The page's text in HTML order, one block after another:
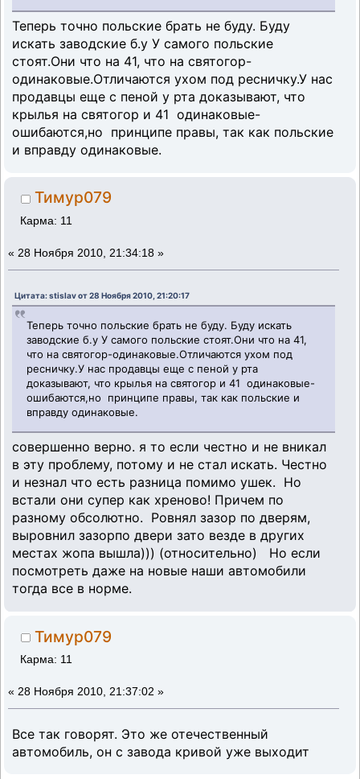
Теперь точно польские брать не буду. Буду
искать заводские б.у У самого польские
стоят.Они что на 41, что на святогор-
одинаковые.Отличаются ухом под ресничку.У нас
продавцы еще с пеной у рта доказывают, что
крылья на святогор и 41 одинаковые-
ошибаются,но принципе правы, так как польские
и вправду одинаковые.
Тимур079
Карма: 11
« 28 Ноября 2010, 21:34:18 »
Цитата: stislav от 28 Ноября 2010, 21:20:17
Теперь точно польские брать не буду. Буду искать
заводские б.у У самого польские стоят.Они что на 41,
что на святогор-одинаковые.Отличаются ухом под
ресничку.У нас продавцы еще с пеной у рта
доказывают, что крылья на святогор и 41 одинаковые-
ошибаются,но принципе правы, так как польские и
вправду одинаковые.
совершенно верно. я то если честно и не вникал
в эту проблему, потому и не стал искать. Честно
и незнал что есть разница помимо ушек. Но
встали они супер как хреново! Причем по
разному обсолютно. Ровнял зазор по дверям,
выровнил зазорпо двери зато везде в других
местах жопа вышла))) (относительно) Но если
посмотреть даже на новые наши автомобили
тогда все в норме.
Тимур079
Карма: 11
« 28 Ноября 2010, 21:37:02 »
Все так говорят. Это же отечественный
автомобиль, он с завода кривой уже выходит